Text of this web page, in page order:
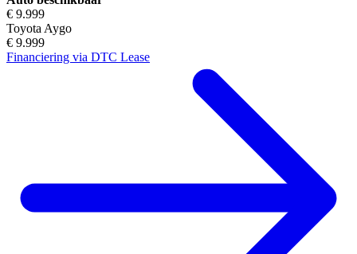
€ 9.999
Toyota Aygo
€ 9.999
Financiering via DTC Lease